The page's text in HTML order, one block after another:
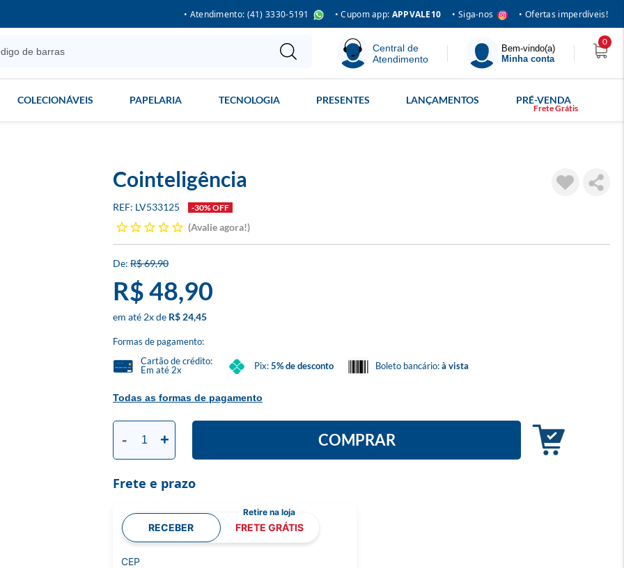
• Atendimento: (41) 3330-5191 • Cupom app: APPVALE10 • Siga-nos • Ofertas imperdíveis!
Central de
Atendimento
Bem-vindo(a)
Minha conta
0
COLECIONÁVEIS PAPELARIA TECNOLOGIA PRESENTES LANÇAMENTOS PRÉ-VENDA
Cointeligência
LV533125 -30% OFF
Avalie agora!
R$ 69,90
R$ 48,90
2x R$ 24,45
Formas de pagamento:
Todas as formas de pagamento
Cartão de crédito:
Em até 2x
Pix:5% de desconto Boleto bancário:à vista
- + COMPRAR
Frete e prazo
RECEBER FRETE GRÁTIS
CEP